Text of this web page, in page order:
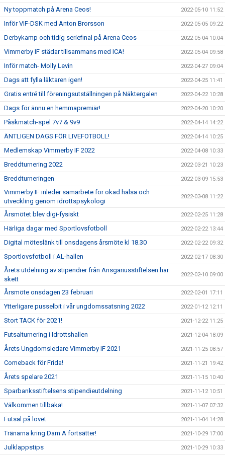
Ny toppmatch på Arena Ceos! 2022-05-10 11:52
Inför VIF-DSK med Anton Brorsson 2022-05-05 09:22
Derbykamp och tidig seriefinal på Arena Ceos 2022-05-04 10:04
Vimmerby IF städar tillsammans med ICA! 2022-05-04 09:58
Inför match- Molly Levin 2022-04-27 09:04
Dags att fylla läktaren igen! 2022-04-25 11:41
Gratis entré till föreningsutställningen på Näktergalen 2022-04-22 10:28
Dags för ännu en hemmapremiär! 2022-04-20 10:20
Påskmatch-spel 7v7 & 9v9 2022-04-14 14:22
ÄNTLIGEN DAGS FÖR LIVEFOTBOLL! 2022-04-14 10:25
Medlemskap Vimmerby IF 2022 2022-04-08 10:33
Breddturnering 2022 2022-03-21 10:23
Breddturneringen 2022-03-09 15:53
Vimmerby IF inleder samarbete för ökad hälsa och
utveckling genom idrottspsykologi
2022-03-08 11:22
Årsmötet blev digi-fysiskt 2022-02-25 11:28
Härliga dagar med Sportlovsfotboll 2022-02-22 13:44
Digital möteslänk till onsdagens årsmöte kl 18.30 2022-02-22 09:32
Sportlovsfotboll i AL-hallen 2022-02-17 08:30
Årets utdelning av stipendier från Ansgariusstiftelsen har
skett
2022-02-10 09:00
Årsmöte onsdagen 23 februari 2022-02-01 17:11
Ytterligare pusselbit i vår ungdomssatsning 2022 2022-01-12 12:11
Stort TACK för 2021! 2021-12-22 11:25
Futsalturnering i Idrottshallen 2021-12-04 18:09
Årets Ungdomsledare Vimmerby IF 2021 2021-11-25 08:57
Comeback för Frida! 2021-11-21 19:42
Årets spelare 2021 2021-11-15 10:40
Sparbanksstiftelsens stipendieutdelning 2021-11-12 10:51
Välkommen tillbaka! 2021-11-07 07:32
Futsal på lovet 2021-11-04 14:28
Tränarna kring Dam A fortsätter! 2021-10-29 17:00
Julklappstips 2021-10-29 10:33